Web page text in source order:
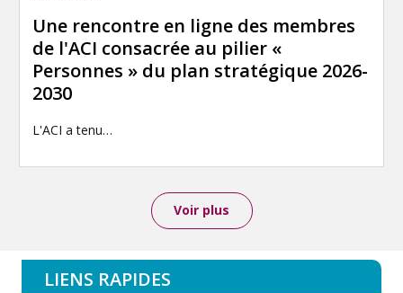
Une rencontre en ligne des membres
de l'ACI consacrée au pilier «
Personnes » du plan stratégique 2026-
2030
L'ACI a tenu…
Voir plus
LIENS RAPIDES